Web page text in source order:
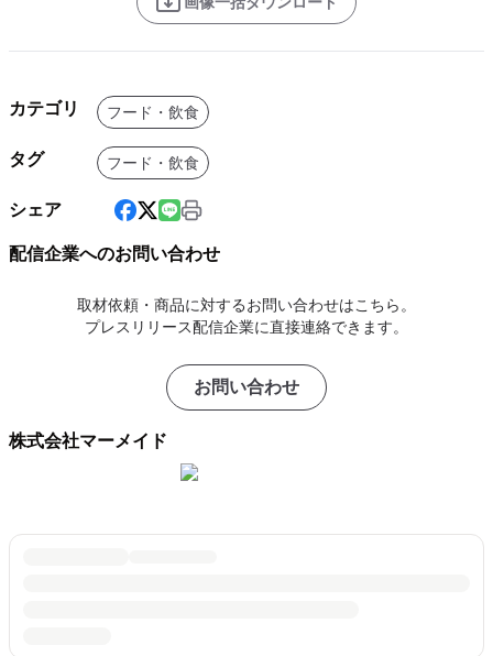
カテゴリ フード・飲食
タグ フード・飲食
シェア
配信企業へのお問い合わせ
取材依頼・商品に対するお問い合わせはこちら。
プレスリリース配信企業に直接連絡できます。
お問い合わせ
株式会社マーメイド